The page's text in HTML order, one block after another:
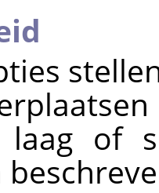
laag of